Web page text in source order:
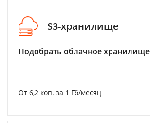
S3-хранилище
Подобрать облачное хранилище
От 6,2 коп. за 1 Гб/месяц